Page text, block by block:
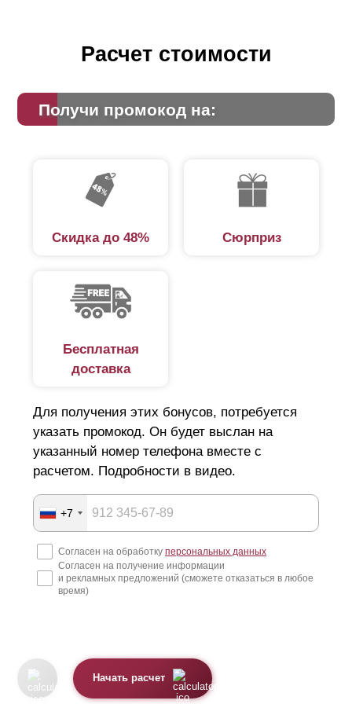
Расчет стоимости
Получи промокод на:
Скидка до 48% Сюрприз
Бесплатная
доставка
Для получения этих бонусов, потребуется
указать промокод. Он будет выслан на
указанный номер телефона вместе с
расчетом. Подробности в видео.
+7
Согласен на обработку персональных данных
Согласен на получение информации
и рекламных предложений (сможете отказаться в любое
время)
Начать расчет